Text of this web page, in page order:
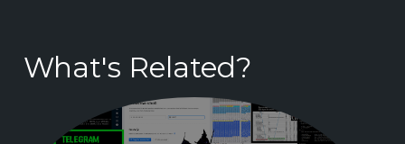
What's Related?